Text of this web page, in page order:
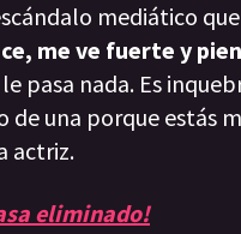
mediático
me ve fuerte y
pasa nada. Es
de una porque estás
actriz.
eliminado!